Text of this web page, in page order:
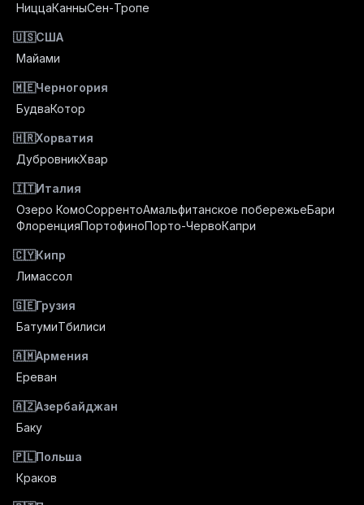
НиццаКанныСен-Тропе
🇺🇸США
Майами
🇲🇪Черногория
БудваКотор
🇭🇷Хорватия
ДубровникХвар
🇮🇹Италия
Озеро КомоСоррентоАмальфитанское побережьеБари
ФлоренцияПортофиноПорто-ЧервоКапри
🇨🇾Кипр
Лимассол
🇬🇪Грузия
БатумиТбилиси
🇦🇲Армения
Ереван
🇦🇿Азербайджан
Баку
🇵🇱Польша
Краков